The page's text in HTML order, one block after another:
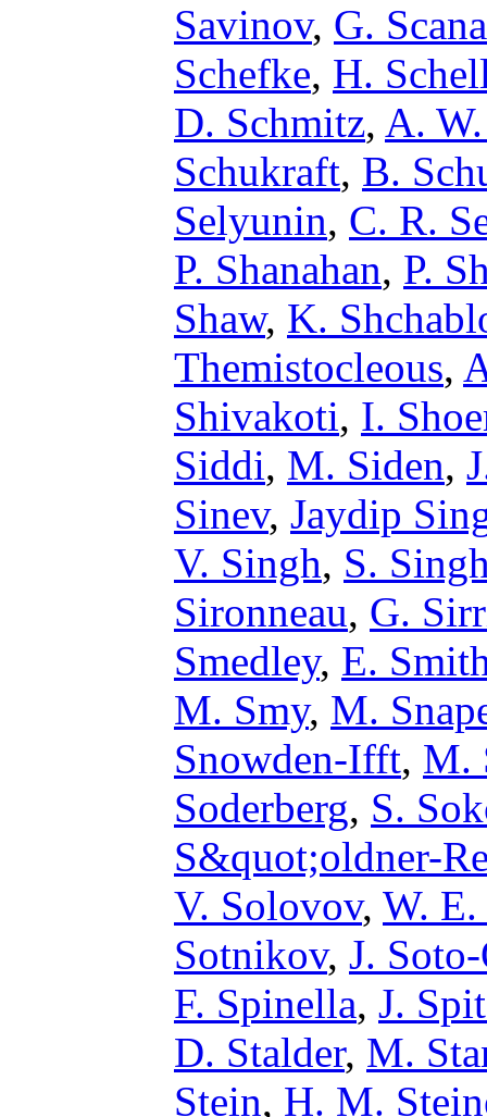
Savinov, G.
Schefke, H.
D. Schmitz, A.
Schukraft, B.
Selyunin, C. R.
P. Shanahan, P.
Shaw, K.
Themistocleous,
Shivakoti, I.
Siddi, M. Siden,
Sinev, Jaydip
V. Singh, S.
Sironneau, G.
Smedley, E.
M. Smy, M.
Snowden-Ifft, M.
Soderberg, S.
S&quot;oldner-
V. Solovov, W.
Sotnikov, J.
F. Spinella, J.
D. Stalder, M.
Stein, H. M.